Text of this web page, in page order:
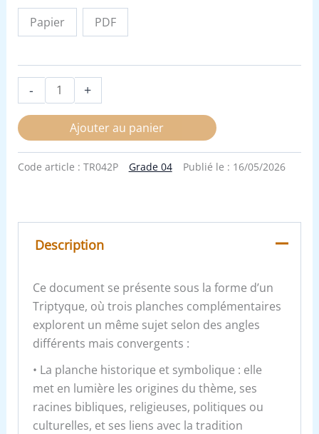
Papier PDF
- +
Ajouter au panier
Code article : TR042P Grade 04 Publié le : 16/05/2026
Description
Ce document se présente sous la forme d’un
Triptyque, où trois planches complémentaires
explorent un même sujet selon des angles
différents mais convergents :
• La planche historique et symbolique : elle
met en lumière les origines du thème, ses
racines bibliques, religieuses, politiques ou
culturelles, et ses liens avec la tradition